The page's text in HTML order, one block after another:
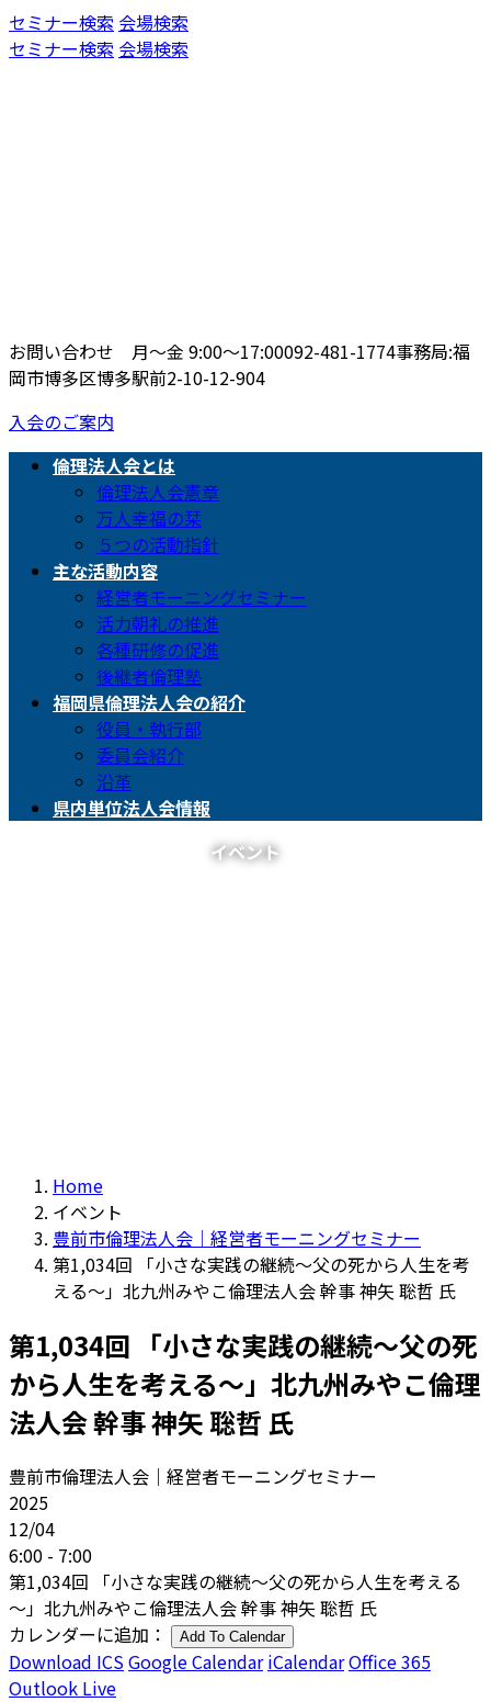
コ
ン
ナ
ビ
セミナー検索 会場検索
セミナー検索 会場検索
お問い合わせ 月〜金 9:00〜17:00092-481-1774事務局:福
岡市博多区博多駅前2-10-12-904
入会のご案内
倫理法人会とは
倫理法人会憲章
万人幸福の栞
５つの活動指針
主な活動内容
経営者モーニングセミナー
活力朝礼の推進
各種研修の促進
後継者倫理塾
福岡県倫理法人会の紹介
役員・執行部
委員会紹介
沿革
県内単位法人会情報
イベント
Home
イベント
豊前市倫理法人会｜経営者モーニングセミナー
第1,034回 「小さな実践の継続～父の死から人生を考
える～」北九州みやこ倫理法人会 幹事 神矢 聡哲 氏
第1,034回 「小さな実践の継続～父の死
から人生を考える～」北九州みやこ倫理
法人会 幹事 神矢 聡哲 氏
豊前市倫理法人会｜経営者モーニングセミナー
2025
12/04
6:00 - 7:00
第1,034回 「小さな実践の継続～父の死から人生を考える
～」北九州みやこ倫理法人会 幹事 神矢 聡哲 氏
カレンダーに追加：
Add To Calendar
Download ICSGoogle Calendar iCalendarOffice 365
Outlook Live